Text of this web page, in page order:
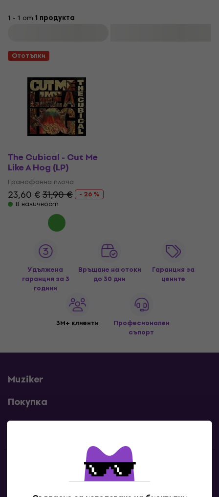
1 - 1 от 1 продукта
Отстъпки
The Cubical - Cut Me
Like A Hog (LP)
Грамофонна плоча
23,60 €31,90 €
- 26 %
В наличност
Удължена
гаранция за 3
години
Връщане на стоки
до 30 дни
Гаранция за
цените
3M+ клиенти
Професионален
съпорт
Muziker
Покупка
Полезни линкове
Контакти